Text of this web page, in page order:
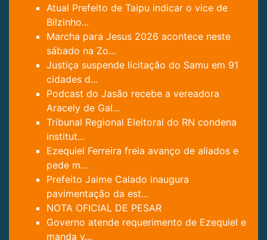
Atual Prefeito de Taipu indicar o vice de
Bilzinho...
Marcha para Jesus 2026 acontece neste
sábado na Zo...
Justiça suspende licitação do Samu em 91
cidades d...
Podcast do Jasão recebe a vereadora
Aracely de Gal...
Tribunal Regional Eleitoral do RN condena
institut...
Ezequiel Ferreira freia avanço de aliados e
pede m...
Prefeito Jaime Calado inaugura
pavimentação da est...
NOTA OFICIAL DE PESAR
Governo atende requerimento de Ezequiel e
manda v...